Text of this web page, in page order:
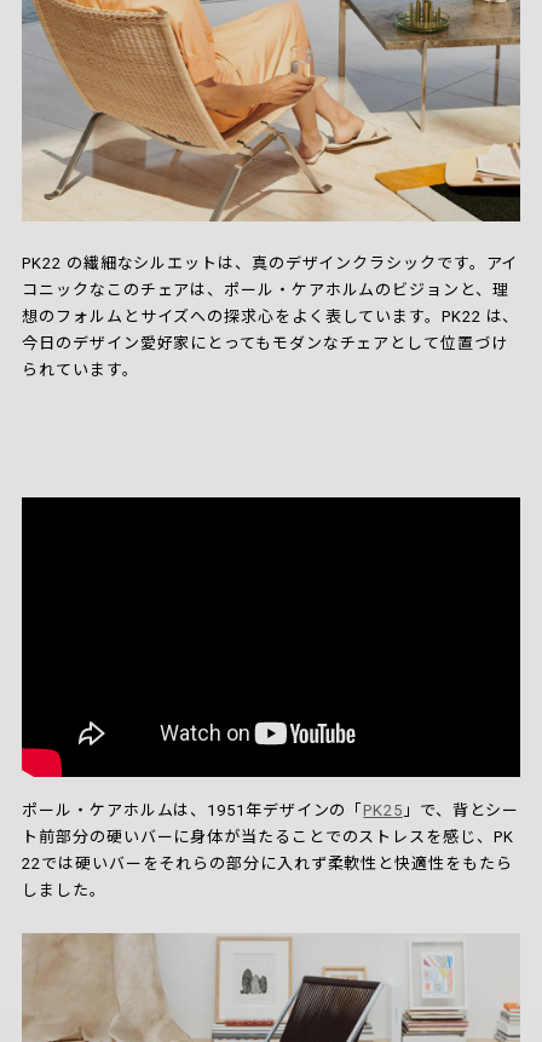
PK22 の繊細なシルエットは、真のデザインクラシックです。アイ
コニックなこのチェアは、ポール・ケアホルムのビジョンと、理
想のフォルムとサイズへの探求心をよく表しています。PK22 は、
今日のデザイン愛好家にとってもモダンなチェアとして位置づけ
られています。
ポール・ケアホルムは、1951年デザインの「PK25 」で、背とシー
ト前部分の硬いバーに身体が当たることでのストレスを感じ、PK
22では硬いバーをそれらの部分に入れず柔軟性と快適性をもたら
しました。